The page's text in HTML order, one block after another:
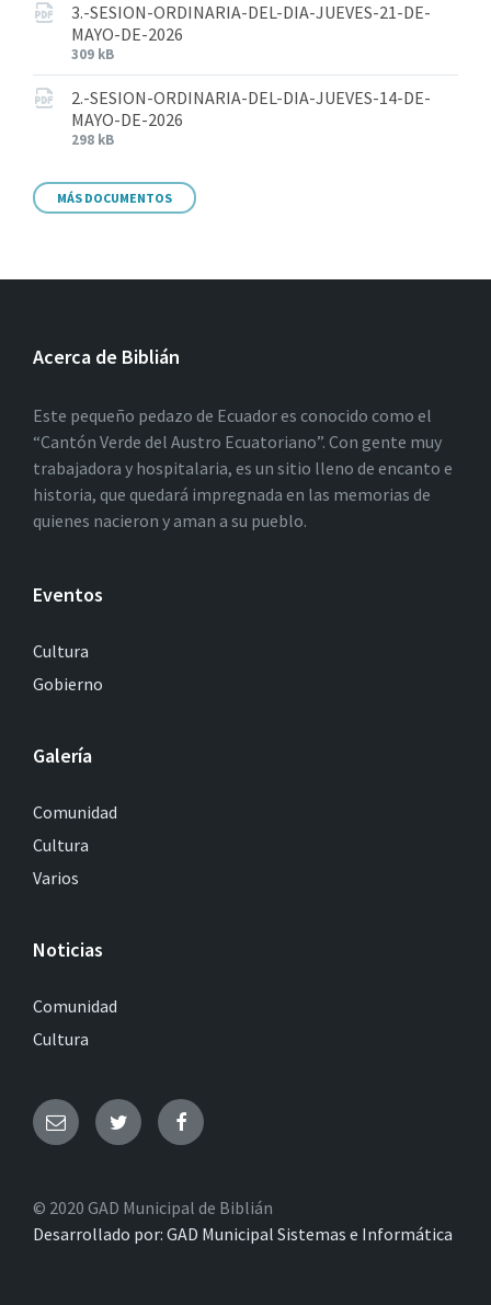
3.-SESION-ORDINARIA-DEL-DIA-JUEVES-21-DE-
MAYO-DE-2026
309 kB
2.-SESION-ORDINARIA-DEL-DIA-JUEVES-14-DE-
MAYO-DE-2026
298 kB
MÁS DOCUMENTOS
Acerca de Biblián
Este pequeño pedazo de Ecuador es conocido como el
“Cantón Verde del Austro Ecuatoriano”. Con gente muy
trabajadora y hospitalaria, es un sitio lleno de encanto e
historia, que quedará impregnada en las memorias de
quienes nacieron y aman a su pueblo.
Eventos
Cultura
Gobierno
Galería
Comunidad
Cultura
Varios
Noticias
Comunidad
Cultura
© 2020 GAD Municipal de Biblián
Desarrollado por: GAD Municipal Sistemas e Informática